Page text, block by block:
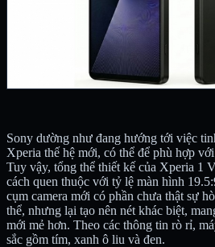
Sony dường như đang hướng tới việc
Xperia thế hệ mới, có thể để phù hợp
Tuy vậy, tổng thể thiết kế của Xperia 1
cách quen thuộc với tỷ lệ màn hình
cụm camera mới có phần chưa thật sự
thể, nhưng lại tạo nên nét khác biệt,
mới mẻ hơn. Theo các thông tin rò rỉ,
sắc gồm tím, xanh ô liu và đen.